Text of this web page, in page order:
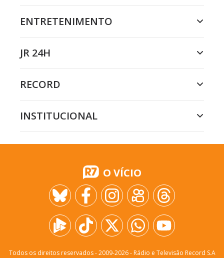
ENTRETENIMENTO
JR 24H
RECORD
INSTITUCIONAL
O VÍCIO
Todos os direitos reservados - 2009-2026- Rádio e Televisão Record S.A